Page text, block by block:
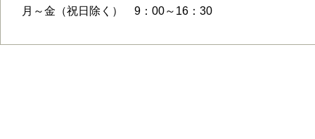
月～金（祝日除く） 9：00～16：30